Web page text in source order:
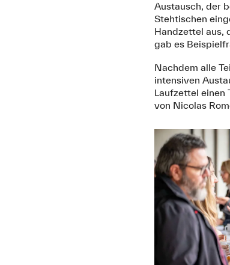
Austausch, der
Stehtischen
Handzettel aus,
gab es
Nachdem alle
intensiven
Laufzettel einen
von Nicolas